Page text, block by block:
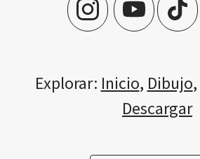
Explorar: Inicio, Dibujo,
Descargar